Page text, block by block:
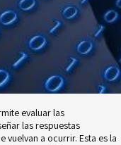
evaluar las
las respuestas
vuelvan a ocurrir. Esta es la